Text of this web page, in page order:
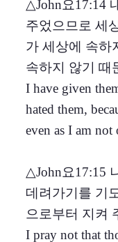
△John요17:14
주었으므로 세
가 세상에 속하
속하지 않기 때
I have given
hated them,
even as I am
△John요17:15
데려가기를 기
으로부터 지켜
I pray not that